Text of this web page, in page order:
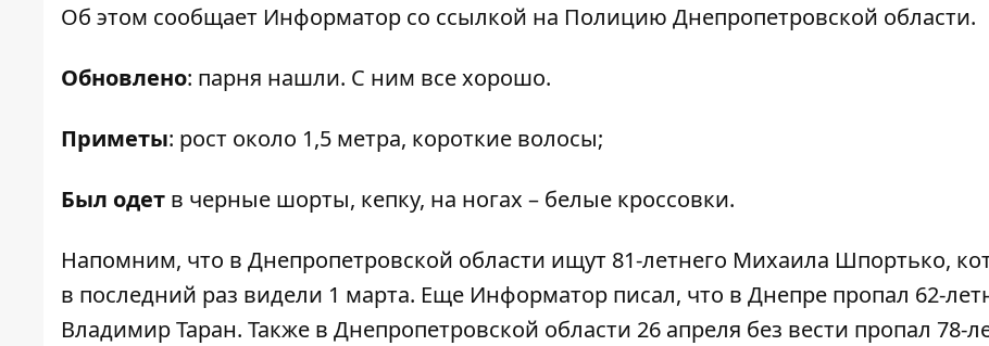
Об этом сообщает Информатор со ссылкой на Полицию Днепропетровской области.
Обновлено: парня нашли. С ним все хорошо.
Приметы: рост около 1,5 метра, короткие волосы;
Был одет в черные шорты, кепку, на ногах – белые кроссовки.
Напомним, что в Днепропетровской области ищут 81-летнего Михаила Шпортько,
в последний раз видели 1 марта. Еще Информатор писал, что в Днепре пропал 62-
Владимир Таран. Также в Днепропетровской области 26 апреля без вести пропал 78-